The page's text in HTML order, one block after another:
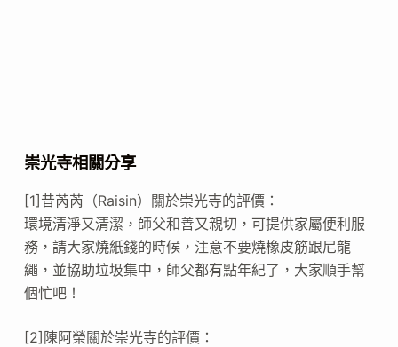
崇光寺相關分享
[1]昔芮芮（Raisin）關於崇光寺的評價：
環境清淨又清潔，師父和善又親切，可提供家屬便利服
務，請大家燒紙錢的時候，注意不要燒橡皮筋跟尼龍
繩，並協助垃圾集中，師父都有點年紀了，大家順手幫
個忙吧！
[2]陳阿榮關於崇光寺的評價：